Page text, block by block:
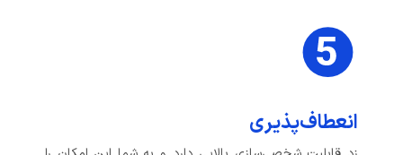
انعطاف‌پذیری